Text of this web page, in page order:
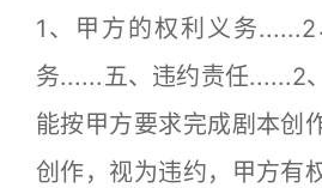
1、甲方的权利义务
务......五、违约责任......2
能按甲方要求完成剧本创
创作，视为违约，甲方有